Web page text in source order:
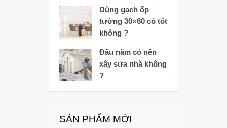
Dùng gạch ốp
tường 30×60 có tốt
không ?
Đầu năm có nên
xây sửa nhà không
?
SẢN PHẨM MỚI